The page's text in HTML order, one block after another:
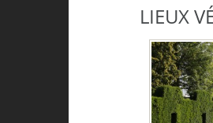
LIEUX